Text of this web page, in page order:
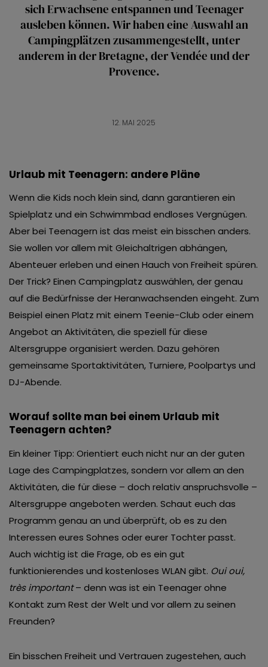
sich Erwachsene entspannen und Teenager
ausleben können. Wir haben eine Auswahl an
Campingplätzen zusammengestellt, unter
anderem in der Bretagne, der Vendée und der
Provence.
12. MAI 2025
Urlaub mit Teenagern: andere Pläne
Wenn die Kids noch klein sind, dann garantieren ein
Spielplatz und ein Schwimmbad endloses Vergnügen.
Aber bei Teenagern ist das meist ein bisschen anders.
Sie wollen vor allem mit Gleichaltrigen abhängen,
Abenteuer erleben und einen Hauch von Freiheit spüren.
Der Trick? Einen Campingplatz auswählen, der genau
auf die Bedürfnisse der Heranwachsenden eingeht. Zum
Beispiel einen Platz mit einem Teenie-Club oder einem
Angebot an Aktivitäten, die speziell für diese
Altersgruppe organisiert werden. Dazu gehören
gemeinsame Sportaktivitäten, Turniere, Poolpartys und
DJ-Abende.
Worauf sollte man bei einem Urlaub mit
Teenagern achten?
Ein kleiner Tipp: Orientiert euch nicht nur an der guten
Lage des Campingplatzes, sondern vor allem an den
Aktivitäten, die für diese – doch relativ anspruchsvolle –
Altersgruppe angeboten werden. Schaut euch das
Programm genau an und überprüft, ob es zu den
Interessen eures Sohnes oder eurer Tochter passt.
Auch wichtig ist die Frage, ob es ein gut
funktionierendes und kostenloses WLAN gibt. Oui oui,
très important– denn was ist ein Teenager ohne
Kontakt zum Rest der Welt und vor allem zu seinen
Freunden?
Ein bisschen Freiheit und Vertrauen zugestehen, auch